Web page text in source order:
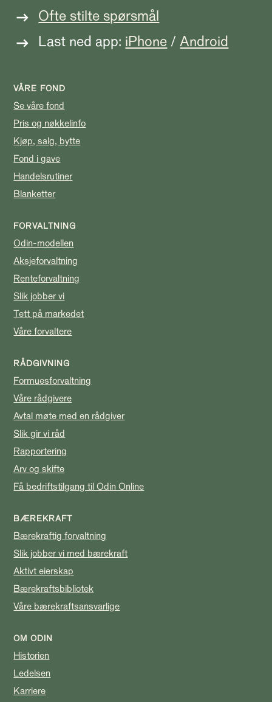
Ofte stilte spørsmål
Last ned app: iPhone /Android
VÅRE FOND
Se våre fond
Pris og nøkkelinfo
Kjøp, salg, bytte
Fond i gave
Handelsrutiner
Blanketter
FORVALTNING
Odin-modellen
Aksjeforvaltning
Renteforvaltning
Slik jobber vi
Tett på markedet
Våre forvaltere
RÅDGIVNING
Formuesforvaltning
Våre rådgivere
Avtal møte med en rådgiver
Slik gir vi råd
Rapportering
Arv og skifte
Få bedriftstilgang til Odin Online
BÆREKRAFT
Bærekraftig forvaltning
Slik jobber vi med bærekraft
Aktivt eierskap
Bærekraftsbibliotek
Våre bærekraftsansvarlige
OM ODIN
Historien
Ledelsen
Karriere